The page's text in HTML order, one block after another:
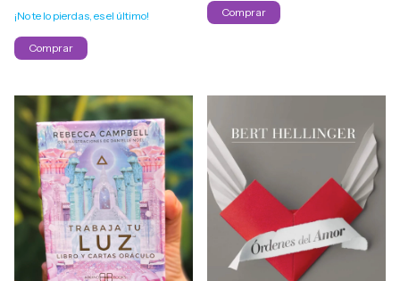
¡No te lo pierdas, es el último!